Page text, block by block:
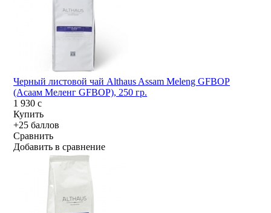
Черный листовой чай Althaus Assam Meleng GFBOP
(Асаам Меленг GFBOP), 250 гр.
1 930c
Купить
+25 баллов
Сравнить
Добавить в сравнение